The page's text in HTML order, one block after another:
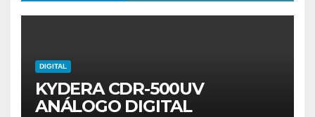
DIGITAL
KYDERA CDR-500UV
ANÁLOGO DIGITAL